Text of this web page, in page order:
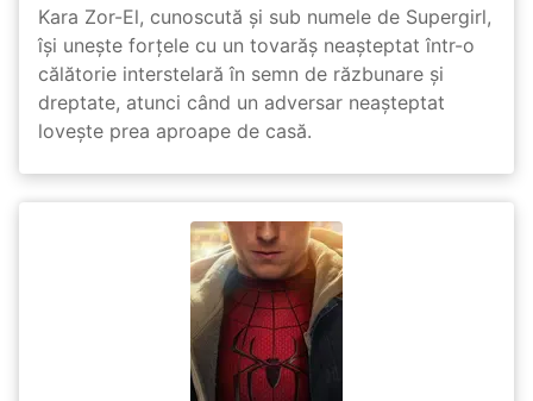
Kara Zor-El, cunoscută și sub numele de Supergirl,
își unește forțele cu un tovarăș neașteptat într-o
călătorie interstelară în semn de răzbunare și
dreptate, atunci când un adversar neașteptat
lovește prea aproape de casă.